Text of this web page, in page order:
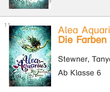
Alea
Die
Stewner,
Ab Klasse 6